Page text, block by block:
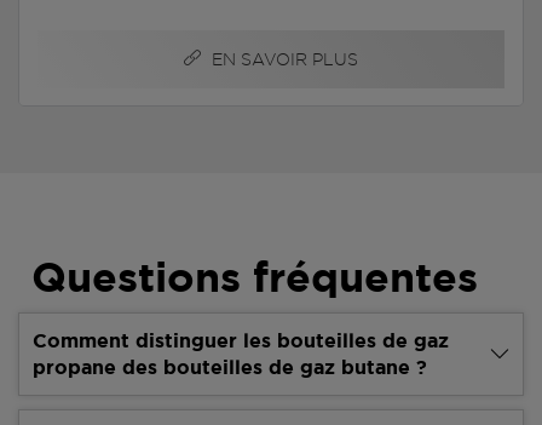
EN SAVOIR PLUS
Questions fréquentes
Comment distinguer les bouteilles de gaz
propane des bouteilles de gaz butane ?